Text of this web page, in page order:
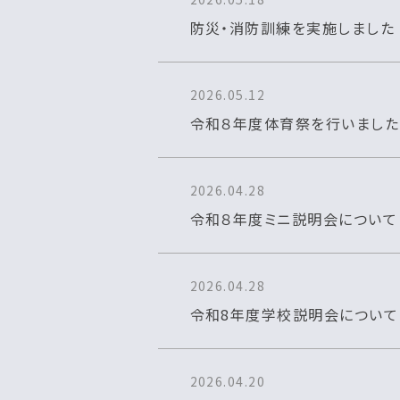
防災・消防訓練を実施しました
2026.05.12
令和８年度体育祭を行いました
2026.04.28
令和８年度ミニ説明会について
2026.04.28
令和8年度学校説明会について
2026.04.20